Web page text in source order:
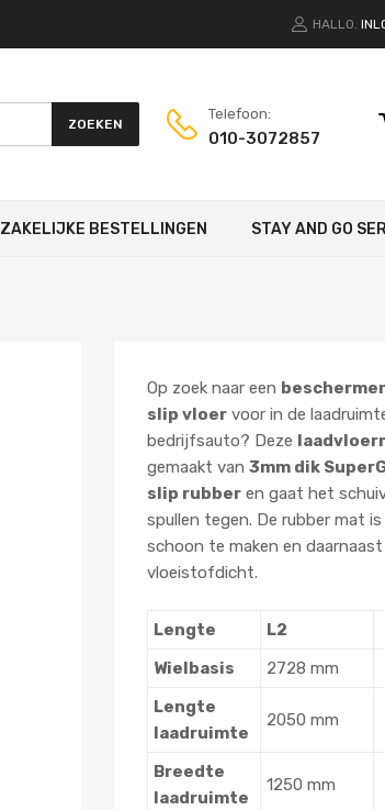
HALLO.
ZOEKEN
Telefoon:
010-3072857
ZAKELIJKE BESTELLINGEN STAY AND GO
Op zoek naar een
slip vloer voor in de
bedrijfsauto? Deze
gemaakt van 3mm dik
slip rubber en gaat het
spullen tegen. De rubber mat
schoon te maken en
vloeistofdicht.
Lengte
L2
Wielbasis
2728 mm
Lengte
laadruimte
2050 mm
Breedte
laadruimte
1250 mm